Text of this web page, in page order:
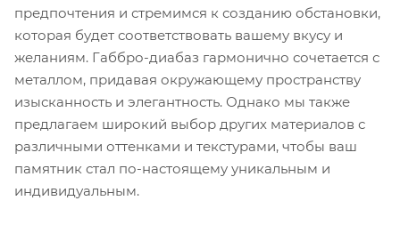
предпочтения и стремимся к созданию обстановки,
которая будет соответствовать вашему вкусу и
желаниям. Габбро-диабаз гармонично сочетается с
металлом, придавая окружающему пространству
изысканность и элегантность. Однако мы также
предлагаем широкий выбор других материалов с
различными оттенками и текстурами, чтобы ваш
памятник стал по-настоящему уникальным и
индивидуальным.